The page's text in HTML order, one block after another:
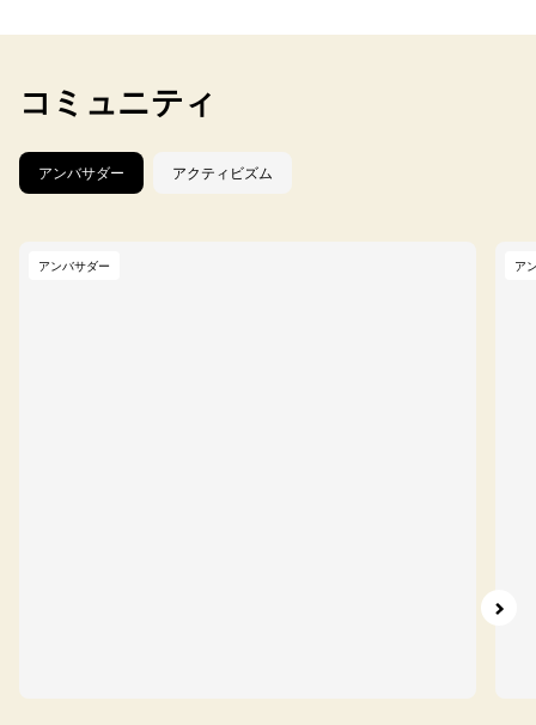
コミュニティ
アンバサダー アクティビズム
アンバサダー ア